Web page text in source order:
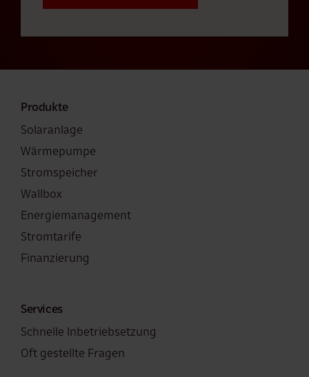
Produkte
Solaranlage
Wärmepumpe
Stromspeicher
Wallbox
Energiemanagement
Stromtarife
Finanzierung
Services
Schnelle Inbetriebsetzung
Oft gestellte Fragen